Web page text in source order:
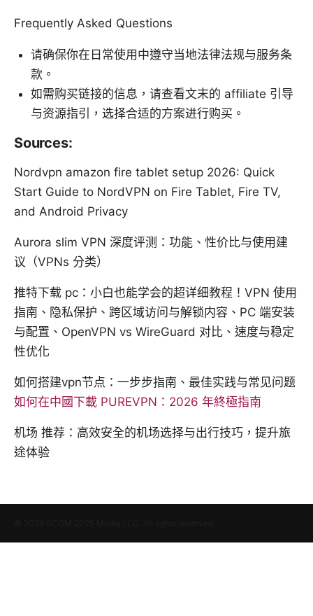
Frequently Asked Questions
请确保你在日常使用中遵守当地法律法规与服务条
款。
如需购买链接的信息，请查看文末的 affiliate 引导
与资源指引，选择合适的方案进行购买。
Sources:
Nordvpn amazon fire tablet setup 2026: Quick
Start Guide to NordVPN on Fire Tablet, Fire TV,
and Android Privacy
Aurora slim VPN 深度评测：功能、性价比与使用建
议（VPNs 分类）
推特下载 pc：小白也能学会的超详细教程！VPN 使用
指南、隐私保护、跨区域访问与解锁内容、PC 端安装
与配置、OpenVPN vs WireGuard 对比、速度与稳定
性优化
如何搭建vpn节点：一步步指南、最佳实践与常见问题
如何在中國下載 PUREVPN：2026 年終極指南
机场 推荐：高效安全的机场选择与出行技巧，提升旅
途体验